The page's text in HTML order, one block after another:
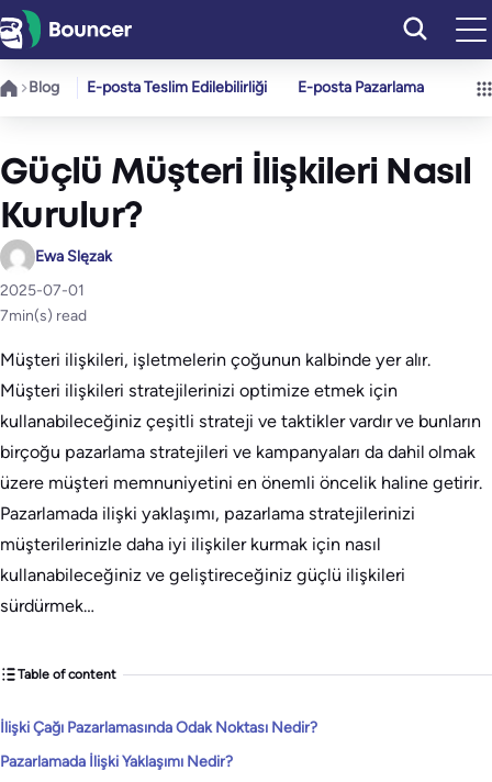
İçeriğe
geç
Blog E-posta Teslim Edilebilirliği E-posta Pazarlama
Güçlü Müşteri İlişkileri Nasıl
Kurulur?
Ewa Slęzak
2025-07-01
7min(s) read
Müşteri ilişkileri, işletmelerin çoğunun kalbinde yer alır.
Müşteri ilişkileri stratejilerinizi optimize etmek için
kullanabileceğiniz çeşitli strateji ve taktikler vardır ve bunların
birçoğu pazarlama stratejileri ve kampanyaları da dahil olmak
üzere müşteri memnuniyetini en önemli öncelik haline getirir.
Pazarlamada ilişki yaklaşımı, pazarlama stratejilerinizi
müşterilerinizle daha iyi ilişkiler kurmak için nasıl
kullanabileceğiniz ve geliştireceğiniz güçlü ilişkileri
sürdürmek…
Table of content
İlişki Çağı Pazarlamasında Odak Noktası Nedir?
Pazarlamada İlişki Yaklaşımı Nedir?